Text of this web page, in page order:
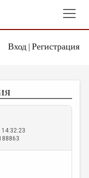
Вход| Регистрация